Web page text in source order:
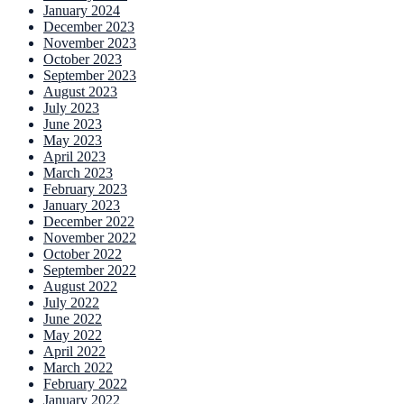
January 2024
December 2023
November 2023
October 2023
September 2023
August 2023
July 2023
June 2023
May 2023
April 2023
March 2023
February 2023
January 2023
December 2022
November 2022
October 2022
September 2022
August 2022
July 2022
June 2022
May 2022
April 2022
March 2022
February 2022
January 2022